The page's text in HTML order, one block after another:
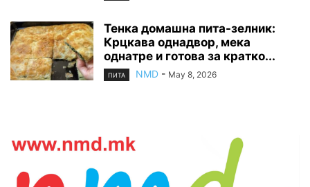
Тенка домашна пита-зелник:
Крцкава однадвор, мека
однатре и готова за кратко...
ПИТА NMD - May 8, 2026